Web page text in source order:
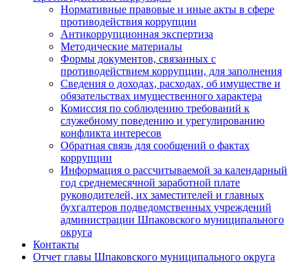
Нормативные правовые и иные акты в сфере
противодействия коррупции
Антикоррупционная экспертиза
Методические материалы
Формы документов, связанных с
противодействием коррупции, для заполнения
Сведения о доходах, расходах, об имуществе и
обязательствах имущественного характера
Комиссия по соблюдению требований к
служебному поведению и урегулированию
конфликта интересов
Обратная связь для сообщений о фактах
коррупции
Информация о рассчитываемой за календарный
год среднемесячной заработной плате
руководителей, их заместителей и главных
бухгалтеров подведомственных учреждений
администрации Шпаковского муниципального
округа
Контакты
Отчет главы Шпаковского муниципального округа